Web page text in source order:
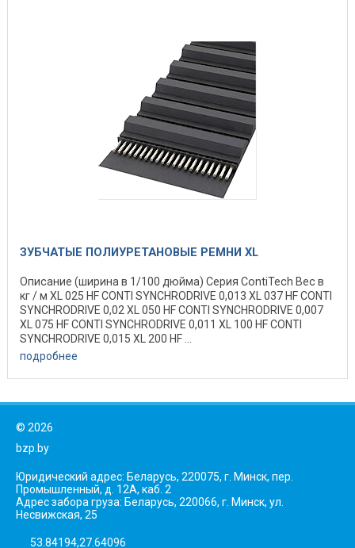
ЗУБЧАТЫЕ ПОЛИУРЕТАНОВЫЕ РЕМНИ XL
Описание (ширина в 1/100 дюйма) Серия ContiTech Вес в
кг / м XL 025 HF CONTI SYNCHRODRIVE 0,013 XL 037 HF CONTI
SYNCHRODRIVE 0,02 XL 050 HF CONTI SYNCHRODRIVE 0,007
XL 075 HF CONTI SYNCHRODRIVE 0,011 XL 100 HF CONTI
SYNCHRODRIVE 0,015 XL 200 HF ...
подробнее
© 2026
bzp.by
Юридический адрес: Беларусь, 220075, г. Минск, пер.
Промышленный, д. 12А, каб. 2
Адрес забора груза: Беларусь, 220066, г. Минск, ул.
Несвижская, 25
53.84194,27.64096